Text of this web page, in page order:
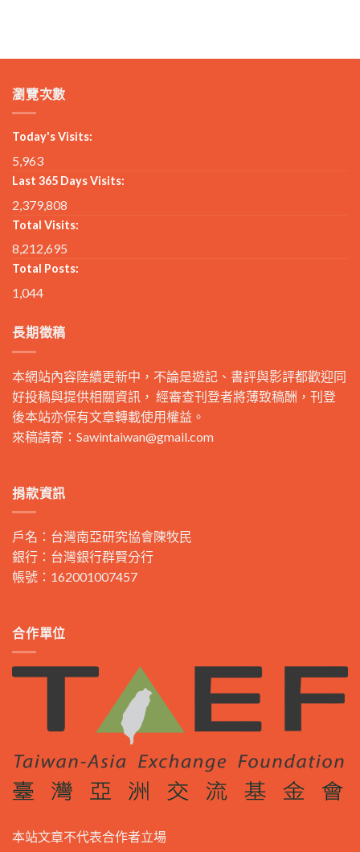
瀏覽次數
Today's Visits:
5,963
Last 365 Days Visits:
2,379,808
Total Visits:
8,212,695
Total Posts:
1,044
長期徵稿
本網站內容陸續更新中，不論是遊記、書評與影評都歡迎同
好投稿與提供相關資訊， 經審查刊登者將薄致稿酬，刊登
後本站亦保有文章轉載使用權益。
來稿請寄： Sawintaiwan@gmail.com
捐款資訊
戶名：台灣南亞研究協會陳牧民
銀行：台灣銀行群賢分行
帳號：162001007457
合作單位
本站文章不代表合作者立場